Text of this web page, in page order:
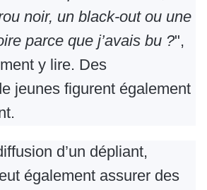
noir, un black-out ou une
parce que j’avais bu ?",
y lire. Des
jeunes figurent également
d’un dépliant,
également assurer des